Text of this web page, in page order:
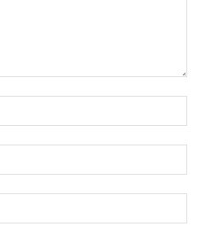
:*
:*
: